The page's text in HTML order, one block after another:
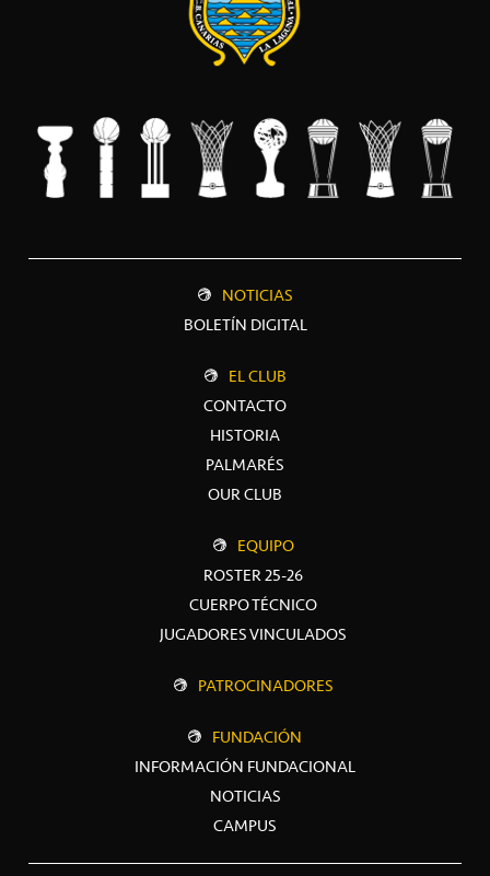
NOTICIAS
BOLETÍN DIGITAL
EL CLUB
CONTACTO
HISTORIA
PALMARÉS
OUR CLUB
EQUIPO
ROSTER 25-26
CUERPO TÉCNICO
JUGADORES VINCULADOS
PATROCINADORES
FUNDACIÓN
INFORMACIÓN FUNDACIONAL
NOTICIAS
CAMPUS